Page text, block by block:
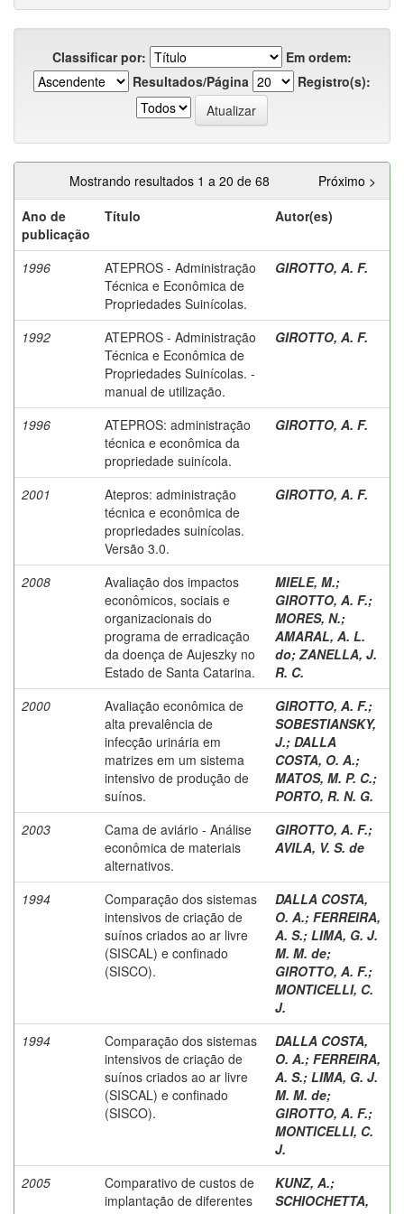
Classificar por:
Em ordem:
Resultados/Página
Registro(s):
Mostrando resultados 1 a 20 de 68
Próximo >
Ano de
publicação
Título Autor(es)
1996
ATEPROS - Administração
Técnica e Econômica de
Propriedades Suinícolas.
GIROTTO, A. F.
1992
ATEPROS - Administração
Técnica e Econômica de
Propriedades Suinícolas. -
manual de utilização.
GIROTTO, A. F.
1996
ATEPROS: administração
técnica e econômica da
propriedade suinícola.
GIROTTO, A. F.
2001
Atepros: administração
técnica e econômica de
propriedades suinícolas.
Versão 3.0.
GIROTTO, A. F.
2008
Avaliação dos impactos
econômicos, sociais e
organizacionais do
programa de erradicação
da doença de Aujeszky no
Estado de Santa Catarina.
MIELE, M.;
GIROTTO, A. F.;
MORES, N.;
AMARAL, A. L.
do; ZANELLA, J.
R. C.
2000
Avaliação econômica de
alta prevalência de
infecção urinária em
matrizes em um sistema
intensivo de produção de
suínos.
GIROTTO, A. F.;
SOBESTIANSKY,
J.; DALLA
COSTA, O. A.;
MATOS, M. P. C.;
PORTO, R. N. G.
2003
Cama de aviário - Análise
econômica de materiais
alternativos.
GIROTTO, A. F.;
AVILA, V. S. de
1994
Comparação dos sistemas
intensivos de criação de
suínos criados ao ar livre
(SISCAL) e confinado
(SISCO).
DALLA COSTA,
O. A.; FERREIRA,
A. S.; LIMA, G. J.
M. M. de;
GIROTTO, A. F.;
MONTICELLI, C.
J.
1994
Comparação dos sistemas
intensivos de criação de
suínos criados ao ar livre
(SISCAL) e confinado
(SISCO).
DALLA COSTA,
O. A.; FERREIRA,
A. S.; LIMA, G. J.
M. M. de;
GIROTTO, A. F.;
MONTICELLI, C.
J.
2005
Comparativo de custos de
implantação de diferentes
KUNZ, A.;
SCHIOCHETTA,